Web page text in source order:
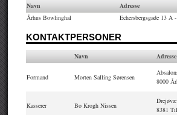
Navn Adresse
Århus Bowlinghal
Echersbergsgade 13 A
KONTAKTPERSONER
Navn Adresse
Formand Morten Salling Sørensen
8000
Kasserer Bo Krogh Nissen
8381